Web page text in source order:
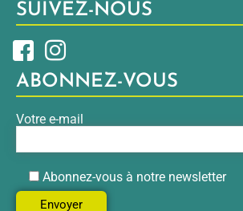
SUIVEZ-NOUS
ABONNEZ-VOUS
Votre e-mail
Abonnez-vous à notre newsletter